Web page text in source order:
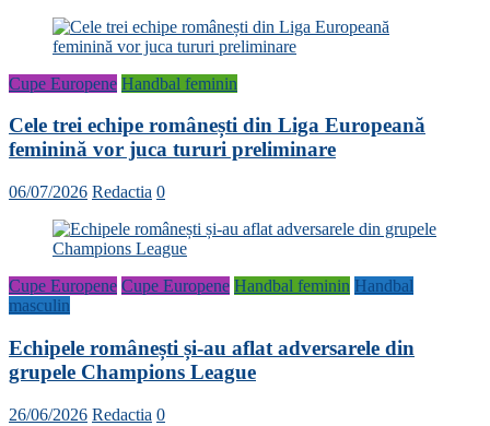
Cupe Europene Handbal feminin
Cele trei echipe românești din Liga Europeană
feminină vor juca tururi preliminare
06/07/2026 Redactia 0
Cupe Europene Cupe Europene Handbal feminin Handbal
masculin
Echipele românești și-au aflat adversarele din
grupele Champions League
26/06/2026 Redactia 0